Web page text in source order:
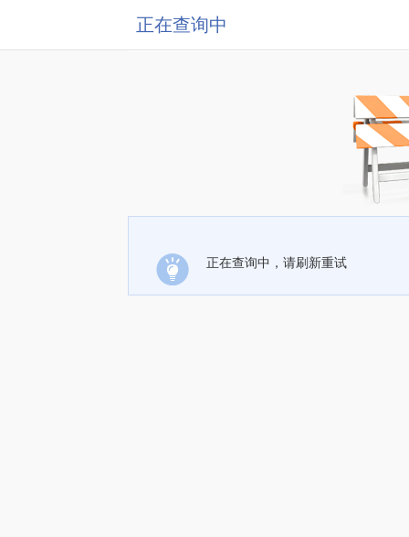
正在查询中
正在查询中，请刷新重试